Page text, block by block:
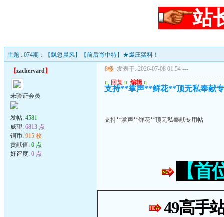
站
主题 : 074期：【飘忽晨风】【前后肖中特】★爆庄猛料！
【zacheryard】
未验证会员
发帖: 4581
威望: 6813 点
铜币: 915 枚
贡献值: 0 点
好评度: 0 点
8楼 发表于: 2026-07-08 01:54 ---
u 回复 u 编辑 u
支持**掌声**鲜花**顶无私奉献
支持**掌声**鲜花**顶无私奉献专用帖
【
49高手